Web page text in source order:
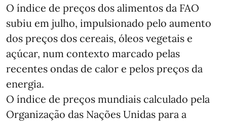
O índice de preços dos alimentos da FAO
subiu em julho, impulsionado pelo aumento
dos preços dos cereais, óleos vegetais e
açúcar, num contexto marcado pelas
recentes ondas de calor e pelos preços da
energia.
O índice de preços mundiais calculado pela
Organização das Nações Unidas para a